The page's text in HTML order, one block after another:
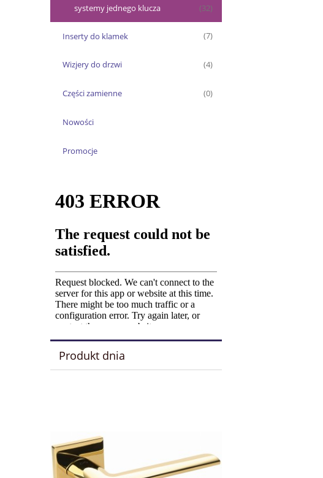
systemy jednego klucza (32)
Inserty do klamek (7)
Wizjery do drzwi (4)
Części zamienne (0)
Nowości
Promocje
Produkt dnia